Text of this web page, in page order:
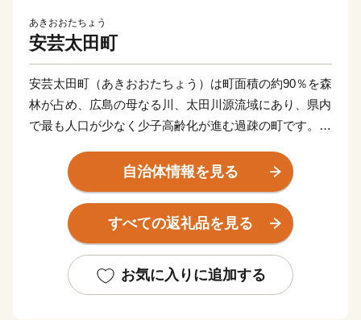
あきおおたちょう
安芸太田町
安芸太田町（あきおおたちょう）は町面積の約90％を森
林が占め、広島の母なる川、太田川源流域にあり、県内
で最も人口が少なく少子高齢化が進む過疎の町です。し
は桜並木のドライブ、夏は星空のような蛍、秋には燃え
るような紅葉、冬には目を見張るような雪景色。四季
折々、里山の風景があふれています。ぷらっと寄りたく
なる、帰ってきたくなる、そんな町です。
私たちはこの町を次世代に引き継ぎ、笑顔があふれる
町にしたいと考えています。
自治体情報を見る
すべての返礼品を見る
お気に入りに追加する